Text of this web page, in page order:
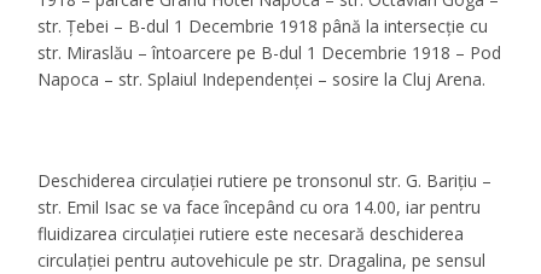
str. Țebei – B-dul 1 Decembrie 1918 până la intersecție cu
str. Miraslău – întoarcere pe B-dul 1 Decembrie 1918 – Pod
Napoca – str. Splaiul Independenței – sosire la Cluj Arena.
Deschiderea circulaţiei rutiere pe tronsonul str. G. Bariţiu –
str. Emil Isac se va face începând cu ora 14.00, iar pentru
fluidizarea circulației rutiere este necesară deschiderea
circulației pentru autovehicule pe str. Dragalina, pe sensul